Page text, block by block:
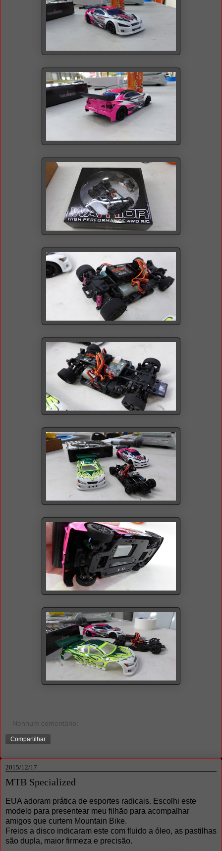
Nenhum comentário:
Compartilhar
2015/12/17
MTB Specialized
EUA adoram prática de esportes radicais. Escolhi este
modelo para presentear meu filhão para acompalhar
amigos que curtem Mountain Bike.
Freios a disco indicaram este com fluido a óleo, as pastilhas
são dupla, maior firmeza e precisão.